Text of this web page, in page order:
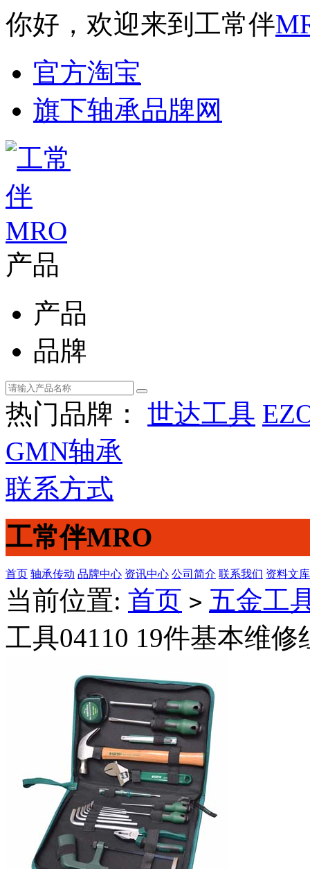
你好，欢迎来到工常伴
官方淘宝
旗下轴承品牌网
产品
产品
品牌
热门品牌： 世达工具
GMN轴承
联系方式
工常伴MRO
首页 轴承传动 品牌中心 资讯中心 公司简介 联系我们 资料文库
当前位置: 首页 > 五金工
工具04110 19件基本维修